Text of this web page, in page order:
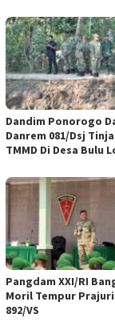
Dandim Ponorogo
Danrem 081/Dsj
TMMD Di Desa Bulu
Pangdam XXI/RI
Moril Tempur
892/VS